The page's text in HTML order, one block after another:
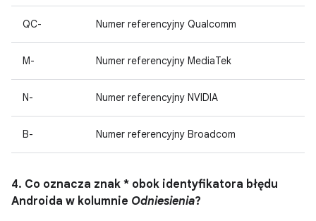
QC- Numer referencyjny Qualcomm
M- Numer referencyjny MediaTek
N- Numer referencyjny NVIDIA
B- Numer referencyjny Broadcom
4. Co oznacza znak * obok identyfikatora błędu
Androida w kolumnie Odniesienia?